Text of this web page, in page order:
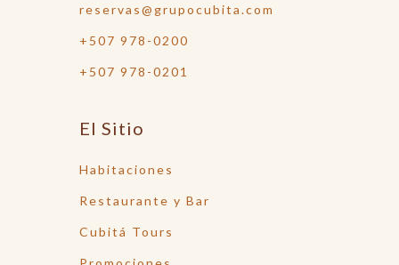
reservas@grupocubita.com
+507 978-0200
+507 978-0201
El Sitio
Habitaciones
Restaurante y Bar
Cubitá Tours